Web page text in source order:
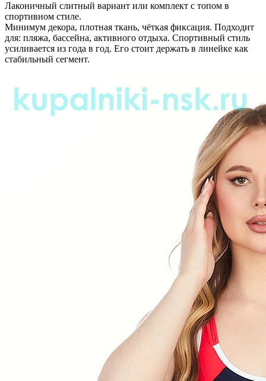
Лаконичный слитный вариант или комплект с топом в
спортивном стиле.
Минимум декора, плотная ткань, чёткая фиксация. Подходит
для: пляжа, бассейна, активного отдыха. Спортивный стиль
усиливается из года в год. Его стоит держать в линейке как
стабильный сегмент.